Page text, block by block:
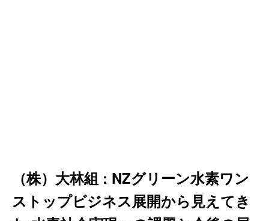
（株）大林組 : NZグリーン水素ワン
ストップビジネス展開から見えてき